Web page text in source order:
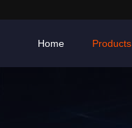
Home Products